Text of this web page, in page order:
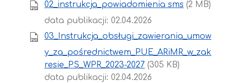
02_instrukcja_powiadomienia sms (2 MB)
data publikacji: 02.04.2026
03_Instrukcja_obsługi_zawierania_umow
y_za_pośrednictwem_PUE_ARiMR_w_zak
resie_PS_WPR_2023-2027 (305 KB)
data publikacji: 02.04.2026